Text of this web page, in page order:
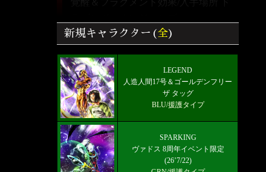
覚醒＆フラグメント効果/入手場所 ド
【ドラゴンボールレジェンズ】全キャ
ラクター画像リスト＆絞り込み検索
好きなキャラから選ぶチーム編成【パ
ーティー】
雑談/質問ドラゴンボールレジェンズ
掲示板
LEGEND 人造人間17号＆ゴールデン
フリーザ タッグ
新規キャラクター(全)
LEGEND
人造人間17号＆ゴールデンフリー
ザ タッグ
BLU/援護タイプ
SPARKING
ヴァドス 8周年イベント限定
(26’7/22)